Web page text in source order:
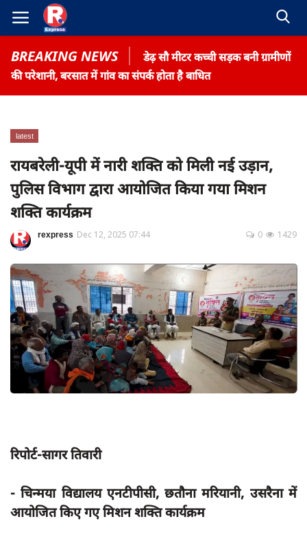
BREAKING NEWS
डेढ़ सौ मीटर कच्ची सड़क बनी ग्रामीणों
की परेशानी, बरसात में गांव का संपर्क होता है बाधित
Home
Contact
Gallery
Terms & Conditions
रोजगार समाचार
About US
Privacy Policy
App verify
समस्या
Covid-19
शिक्षा
साक्षात्कार
latest
रायबरेली-यूपी में नारी शक्ति को मिली नई उड़ान,
पुलिस विभाग द्वारा आयोजित किया गया मिशन
शक्ति कार्यक्रम
rexpress Dec 12, 2025 07:44 1429
0
रिपोर्ट-सागर तिवारी
- चिन्मया विद्यालय एनटीपीसी, छतौना मरियानी, उसरैना में
आयोजित किए गए मिशन शक्ति कार्यक्रम